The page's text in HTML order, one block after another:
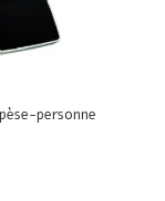
personne